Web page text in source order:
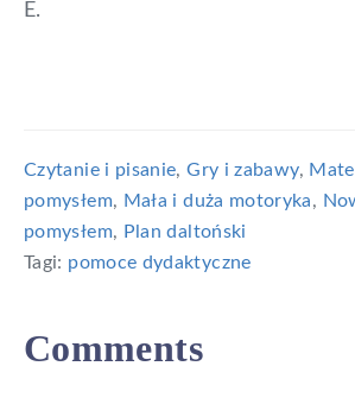
E.
Czytanie i pisanie,Gry i zabawy,
pomysłem, Mała i duża motoryka,
pomysłem, Plan daltoński
Tagi: pomoce dydaktyczne
Reader
Comments